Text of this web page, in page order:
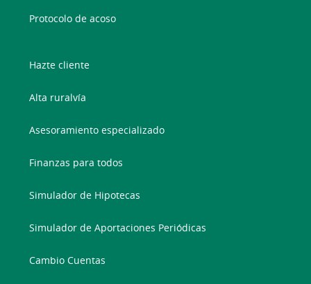
Protocolo de acoso
Hazte cliente
Alta ruralvía
Asesoramiento especializado
Finanzas para todos
Simulador de Hipotecas
Simulador de Aportaciones Periódicas
Cambio Cuentas